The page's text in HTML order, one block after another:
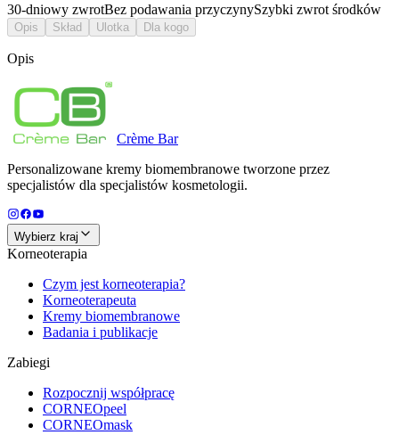
30-dniowy zwrotBez podawania przyczynySzybki zwrot środków
Opis Skład Ulotka Dla kogo
Opis
Crème Bar
Personalizowane kremy biomembranowe tworzone przez
specjalistów dla specjalistów kosmetologii.
Wybierz kraj
Korneoterapia
Czym jest korneoterapia?
Korneoterapeuta
Kremy biomembranowe
Badania i publikacje
Zabiegi
Rozpocznij współpracę
CORNEOpeel
CORNEOmask